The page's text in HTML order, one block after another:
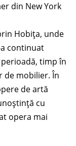
din New York
Hobița, unde
continuat
timp în
de mobilier. În
de artă
cu
opera mai